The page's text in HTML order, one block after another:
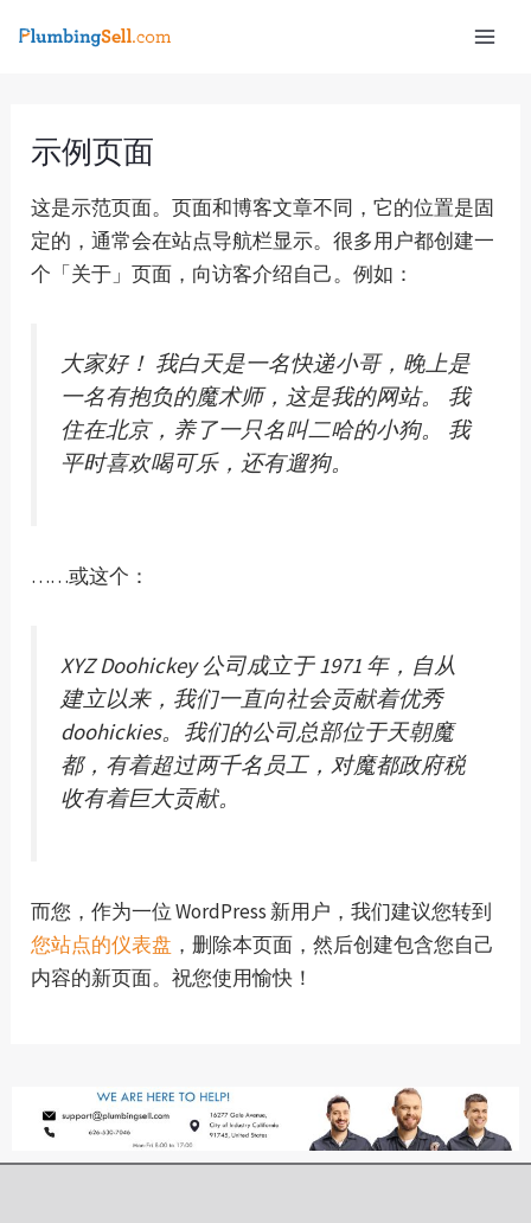
示例页面
这是示范页面。页面和博客文章不同，它的位置是固
定的，通常会在站点导航栏显示。很多用户都创建一
个「关于」页面，向访客介绍自己。例如：
大家好！ 我白天是一名快递小哥，晚上是
一名有抱负的魔术师，这是我的网站。 我
住在北京，养了一只名叫二哈的小狗。 我
平时喜欢喝可乐，还有遛狗。
……或这个：
XYZ Doohickey 公司成立于 1971 年，自从
建立以来，我们一直向社会贡献着优秀
doohickies。我们的公司总部位于天朝魔
都，有着超过两千名员工，对魔都政府税
收有着巨大贡献。
而您，作为一位 WordPress 新用户，我们建议您转到
您站点的仪表盘 ，删除本页面，然后创建包含您自己
内容的新页面。祝您使用愉快！